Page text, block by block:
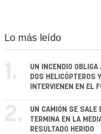
Lo más leído
1.
UN INCENDIO
DOS HELICÓPTEROS
INTERVIENEN EN EL
2.
UN CAMIÓN SE SALE
TERMINA EN LA
RESULTADO HERIDO